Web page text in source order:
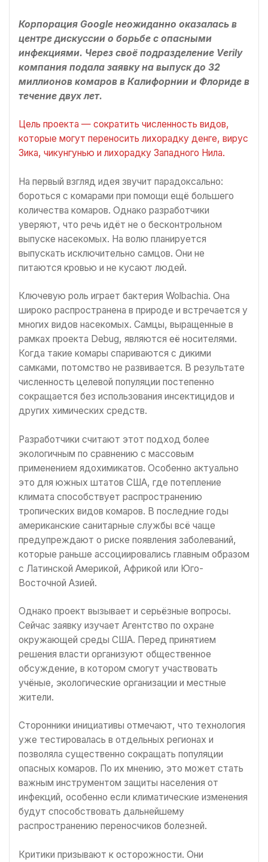
Корпорация Google неожиданно оказалась в
центре дискуссии о борьбе с опасными
инфекциями. Через своё подразделение Verily
компания подала заявку на выпуск до 32
миллионов комаров в Калифорнии и Флориде в
течение двух лет.
Цель проекта — сократить численность видов,
которые могут переносить лихорадку денге, вирус
Зика, чикунгунью и лихорадку Западного Нила.
На первый взгляд идея звучит парадоксально:
бороться с комарами при помощи ещё большего
количества комаров. Однако разработчики
уверяют, что речь идёт не о бесконтрольном
выпуске насекомых. На волю планируется
выпускать исключительно самцов. Они не
питаются кровью и не кусают людей.
Ключевую роль играет бактерия Wolbachia. Она
широко распространена в природе и встречается у
многих видов насекомых. Самцы, выращенные в
рамках проекта Debug, являются её носителями.
Когда такие комары спариваются с дикими
самками, потомство не развивается. В результате
численность целевой популяции постепенно
сокращается без использования инсектицидов и
других химических средств.
Разработчики считают этот подход более
экологичным по сравнению с массовым
применением ядохимикатов. Особенно актуально
это для южных штатов США, где потепление
климата способствует распространению
тропических видов комаров. В последние годы
американские санитарные службы всё чаще
предупреждают о риске появления заболеваний,
которые раньше ассоциировались главным образом
с Латинской Америкой, Африкой или Юго-
Восточной Азией.
Однако проект вызывает и серьёзные вопросы.
Сейчас заявку изучает Агентство по охране
окружающей среды США. Перед принятием
решения власти организуют общественное
обсуждение, в котором смогут участвовать
учёные, экологические организации и местные
жители.
Сторонники инициативы отмечают, что технология
уже тестировалась в отдельных регионах и
позволяла существенно сокращать популяции
опасных комаров. По их мнению, это может стать
важным инструментом защиты населения от
инфекций, особенно если климатические изменения
будут способствовать дальнейшему
распространению переносчиков болезней.
Критики призывают к осторожности. Они